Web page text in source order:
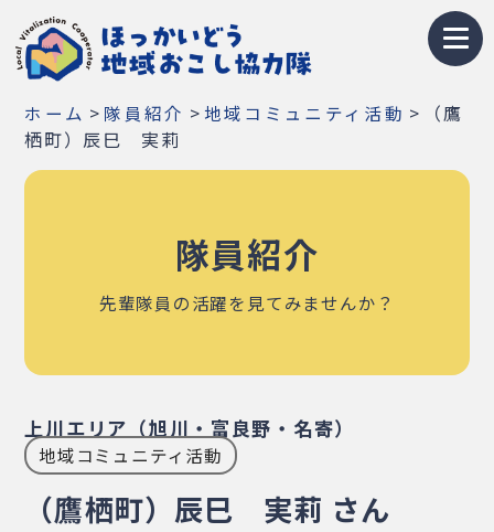
トップページ
地域おこし協力隊とは
イベント・研修会
Q&A
・相談窓口
・お問合せ・リンク集
ホーム > 隊員紹介 > 地域コミュニティ活動 >
（鷹
栖町）辰巳 実莉
隊員紹介
先輩隊員の活躍を見てみませんか？
上川エリア（旭川・富良野・名寄）
地域コミュニティ活動
（鷹栖町）辰巳 実莉 さん